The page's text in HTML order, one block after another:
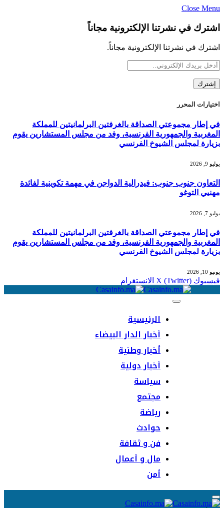
Close Menu
اشترك في نشرتنا الإلكترونية مجاناً
اشترك في نشرتنا الإلكترونية مجاناً.
اختيارات المحرر
في إطار مجموعتي الصداقة بالغرفتين البرلمانيتين للمملكة
المغربية والجمهورية الفرنسية، وفد من مجلس المستشارين يقوم
بزيارة لمجلس الشيوخ الفرنسي
يوليو 9, 2026
التعاون جنوب جنوب: فيدرالية الدواجن في مهمة تكوينية لفائدة
مهنيي التوغو
يوليو 7, 2026
في إطار مجموعتي الصداقة بالغرفتين البرلمانيتين للمملكة
المغربية والجمهورية الفرنسية، وفد من مجلس المستشارين يقوم
بزيارة لمجلس الشيوخ الفرنسي
يونيو 10, 2026
فيسبوك X (Twitter) الانستغرام
الرئيسية
أخبار الدار البيضاء
أخبار وطنية
أخبار دولية
سياسة
مجتمع
رياضة
حوادث
فن و ثقافة
مال و أعمال
أمن